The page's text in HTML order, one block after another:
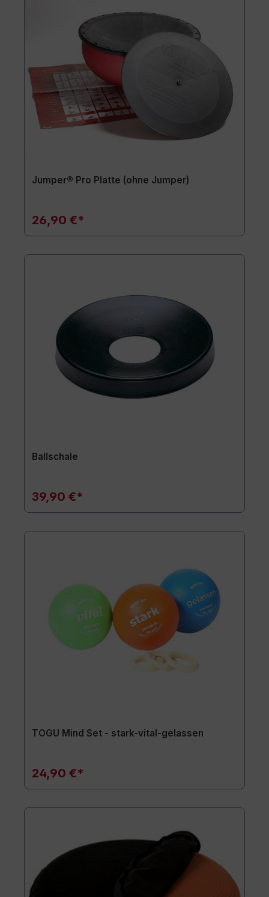
Jumper® Pro Platte (ohne Jumper)
26,90 €*
Ballschale
39,90 €*
TOGU Mind Set - stark-vital-gelassen
24,90 €*